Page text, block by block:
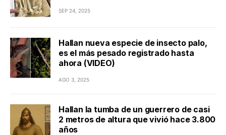
SEP 24, 2025
Hallan nueva especie de insecto palo,
es el más pesado registrado hasta
ahora (VIDEO)
AGO 3, 2025
Hallan la tumba de un guerrero de casi
2 metros de altura que vivió hace 3.800
años